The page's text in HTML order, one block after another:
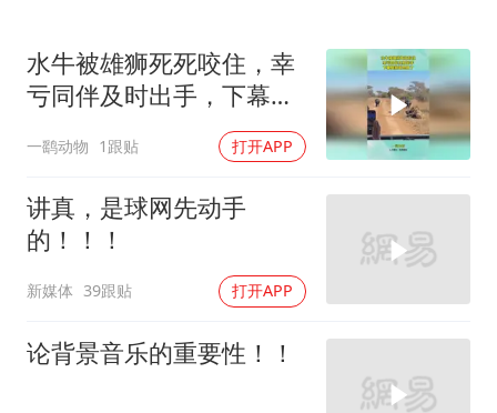
公司“上四休三”但要降薪1000元
A股收盘：三大指数均涨超1%
朱雨玲晋级WTT横滨冠军赛女单八强
东方之约 相约未来
水牛被雄狮死死咬住，幸
亏同伴及时出手，下幕雄
一鹞动物 1跟贴 打开APP
讲真，是球网先动手
的！！！
新媒体 39跟贴 打开APP
论背景音乐的重要性！！